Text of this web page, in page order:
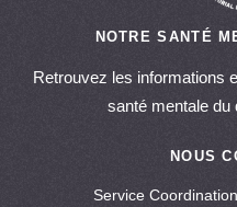
NOTRE SANTÉ
Retrouvez les informations
santé mentale du
NOUS
Service